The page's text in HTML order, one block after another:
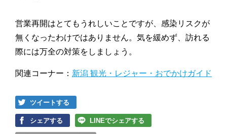
営業再開はとてもうれしいことですが、感染リスクが
無くなったわけではありません。気を緩めず、訪れる
際には万全の対策をしましょう。
関連コーナー： 新潟 観光・レジャー・おでかけガイド
ツイートする
シェアする LINEでシェアする